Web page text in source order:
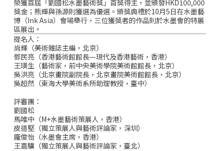
榮獲首屆「劉國松水墨藝術獎」首獎得主，並頒發HKD100,000
獎金；熊輝與孫源則獲選為優選。頒獎典禮於10月5日在水墨藝
博（Ink Asia）會場舉行，三位獲獎者的作品則於水墨會的特展
區展出。
提名人：
尚輝（美術雜誌主編，北京）
鄧民亮（香港藝術館館長—現代及香港藝術，香港）
王璜生（藝術家，前中央美術學院美術館館長，北京）
吳洪亮（北京畫院副院長，北京畫院美術館館長，北京）
吳超然（東海大學美術系所助理教授，臺中）
評審團：
劉國松
馬唯中（M+水墨藝術策展人，香港）
皮道堅（獨立策展人與藝術評論家，深圳）
龐俊怡（水墨會主席，香港）
王嘉驥（獨立策展人與藝術評論家，臺北）